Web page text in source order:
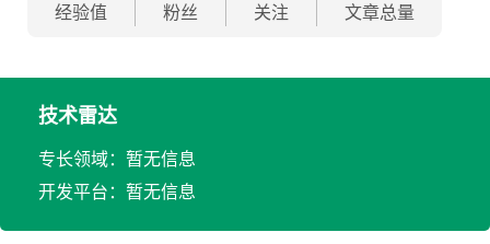
经验值 粉丝 关注 文章总量
技术雷达
专长领域：暂无信息
开发平台：暂无信息